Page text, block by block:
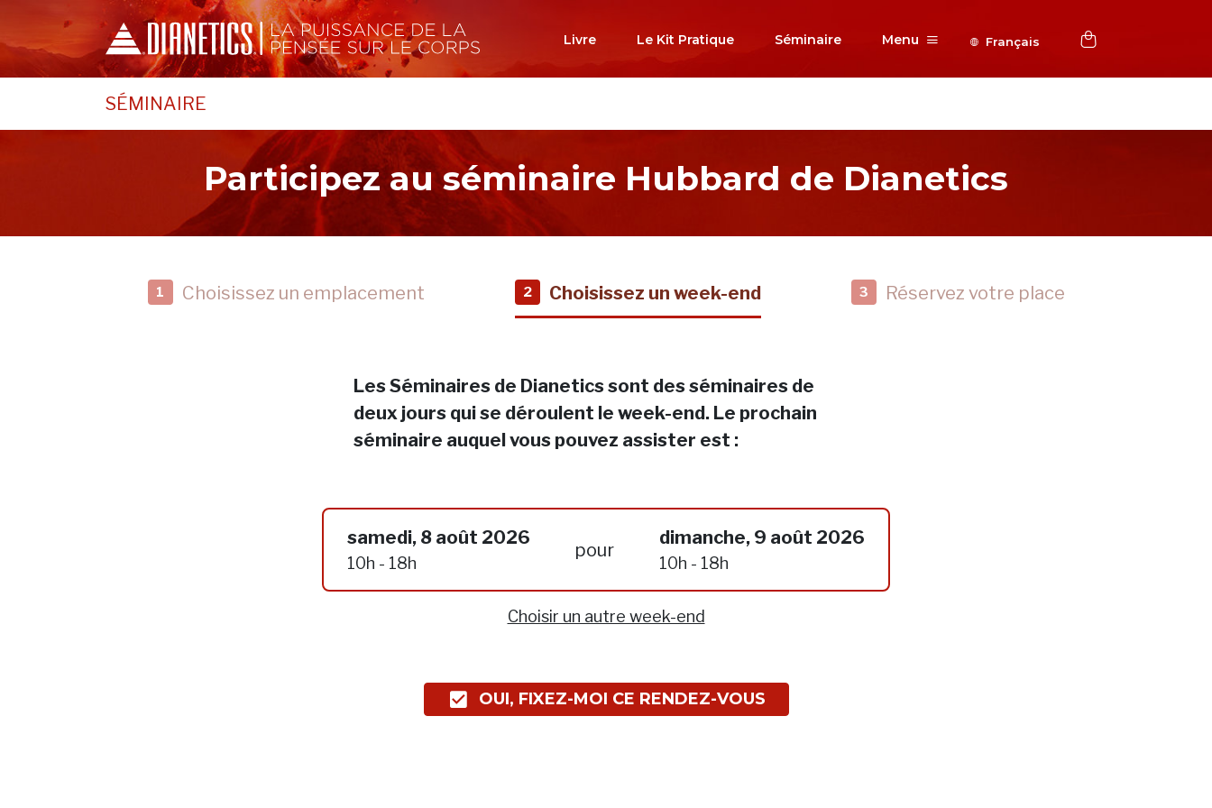
Livre Le Kit Pratique Séminaire Menu Français
SÉMINAIRE
Participez au séminaire Hubbard de Dianetics
1 Choisissez un emplacement 2 Choisissez un week-end 3 Réservez votre place
Les Séminaires de Dianetics sont des séminaires de
deux jours qui se déroulent le week-end. Le prochain
séminaire auquel vous pouvez assister est :
samedi, 8 août 2026
10h - 18h
pour
dimanche, 9 août 2026
10h - 18h
Choisir un autre week-end
OUI, FIXEZ-MOI CE RENDEZ-VOUS